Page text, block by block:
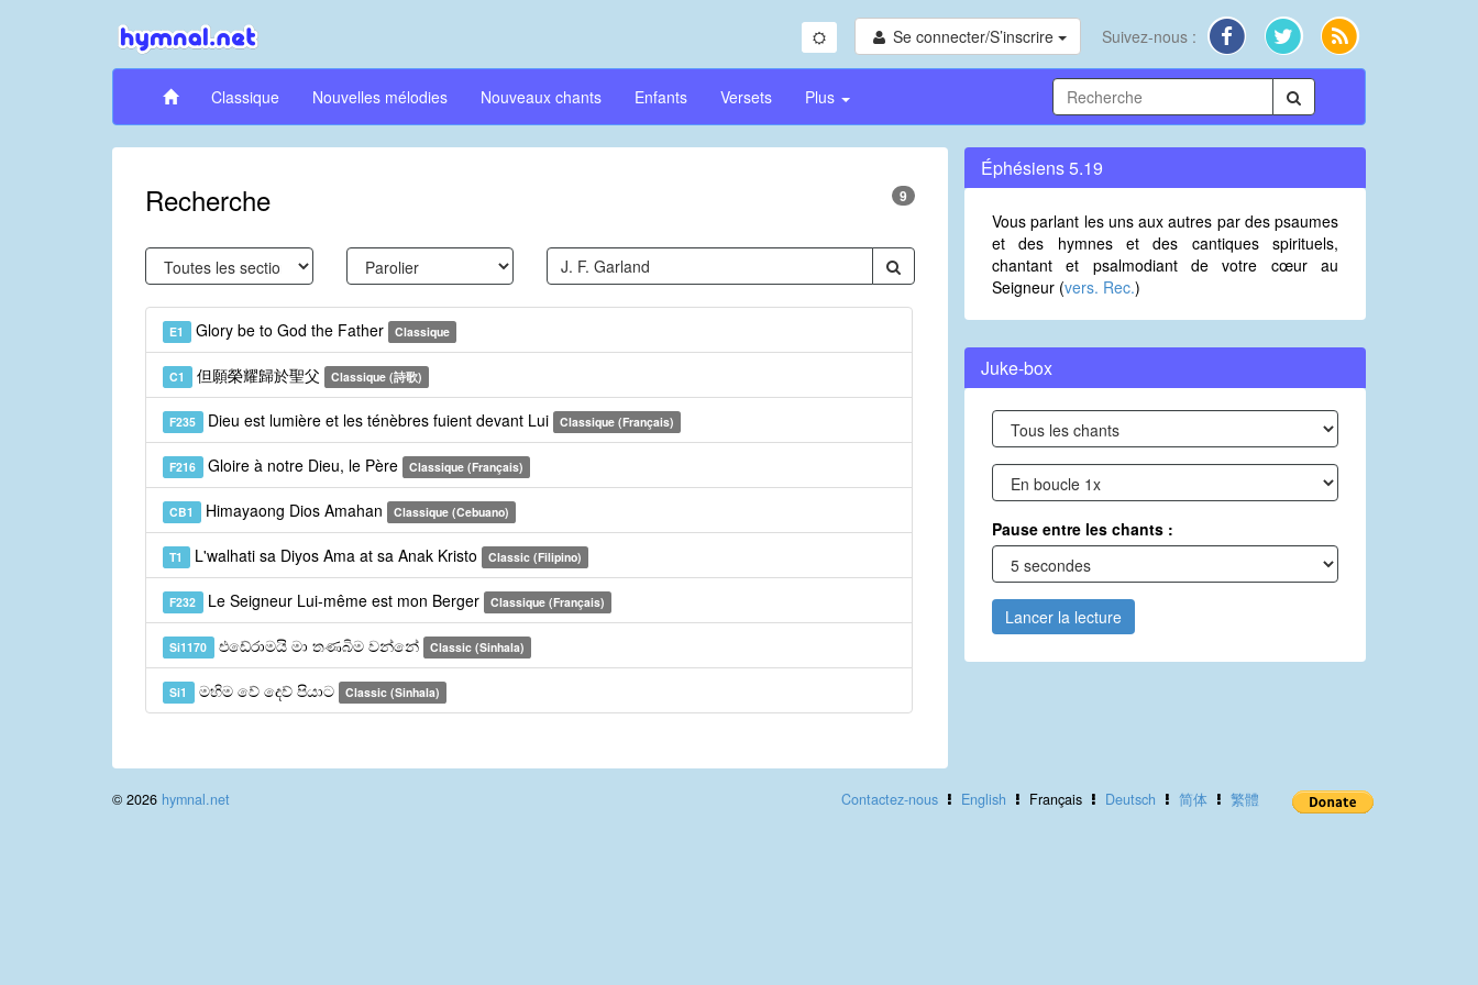
Se connecter/S’inscrire Suivez-nous :
Classique Nouvelles mélodies Nouveaux chants Enfants Versets Plus
Recherche 9
E1 Glory be to God the Father Classique
C1 但願榮耀歸於聖父 Classique (詩歌)
F235 Dieu est lumière et les ténèbres fuient devant Lui Classique (Français)
F216 Gloire à notre Dieu, le Père Classique (Français)
CB1 Himayaong Dios Amahan Classique (Cebuano)
T1 L'walhati sa Diyos Ama at sa Anak Kristo Classic (Filipino)
F232 Le Seigneur Lui-même est mon Berger Classique (Français)
Si1170 එඩේරාමයි මා තණබිම වන්නේ Classic (Sinhala)
Si1 මහිම වේ දෙව් පියාට Classic (Sinhala)
Éphésiens 5.19
Vous parlant les uns aux autres par des psaumes
et des hymnes et des cantiques spirituels,
chantant et psalmodiant de votre cœur au
Seigneur (vers. Rec.)
Juke-box
Pause entre les chants :
Lancer la lecture
Contactez-nous English Français Deutsch 简体 繁體
© 2026 hymnal.net